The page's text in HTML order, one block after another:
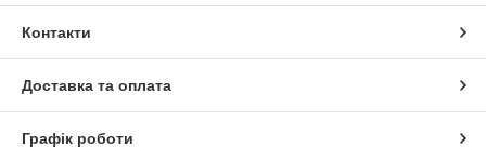
Контакти
Доставка та оплата
Графік роботи